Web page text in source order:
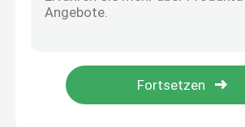
Fertigstahllager